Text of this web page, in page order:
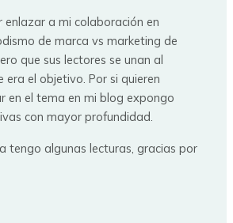
enlazar a mi colaboración en
de marca vs marketing de
que sus lectores se unan al
era el objetivo. Por si quieren
en el tema en mi blog expongo
con mayor profundidad.
tengo algunas lecturas, gracias por